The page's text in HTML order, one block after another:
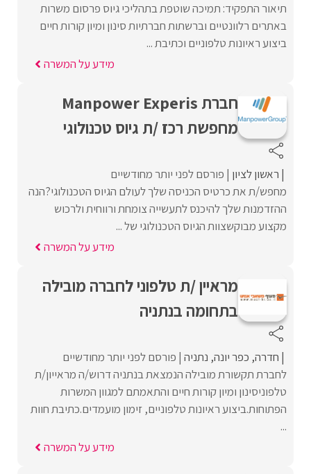
תיאור התפקיד: תמיכה שוטפת בתהליכי גיוס פרסום משרות
באתרים רלוונטיים וברשתות חברתיות סינון ומיון קורות חיים
ביצוע ראיונות טלפוניים וכתיבת ...
מידע על המשרה
חברת Manpower Experis
מחפשת רכז /ת גיוס טכנולוגי
ראשון לציון פורסם לפני יותר מחודשיים
מחפש/ת את כרטיס הכניסה שלך לעולם הגיוס הטכנולוגי?הנה
ההזדמנות שלך להיכנס לתעשייה צומחת ורווחית ולרכוש
מקצוע מבוקשצוות הגיוס הטכנולוגי של ...
מידע על המשרה
מראיין /ת טלפוני לחברה מובילה
בתחומה בנתניה
חדרה כפר יונה נתניה פורסם לפני יותר מחודשיים
לחברת תקשורת מובילה הנמצאת בנתניה דרוש/ה מראייון/ת
טלפוניסינון ומיון קורות חיים והתאמתם למגוון המשרות
הפתוחות.ביצוע ראיונות טלפוניים, זימון מועמדים.כתיבת חוות
...
מידע על המשרה